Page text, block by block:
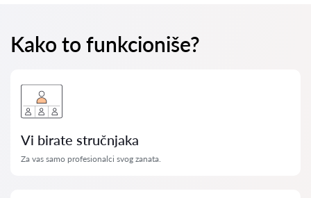
Kako to funkcioniše?
Vi birate stručnjaka
Za vas samo profesionalci svog zanata.